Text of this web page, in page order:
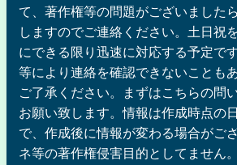
て、著作権等の問題がございました
しますのでご連絡ください。土日祝
にできる限り迅速に対応する予定で
等により連絡を確認できないことも
ご了承ください。まずはこちらの問
お願い致します。情報は作成時点の
で、作成後に情報が変わる場合がご
ネ等の著作権侵害目的としてません